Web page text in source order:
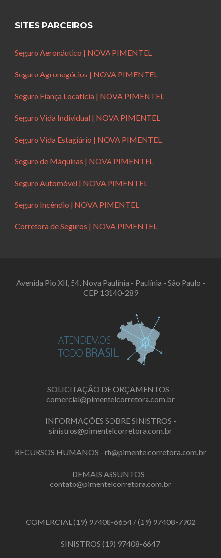
SITES PARCEIROS
Seguro Aeronáutico | NOVA PIMENTEL
Seguro Agronegócios | NOVA PIMENTEL
Seguro Fiança Locatícia | NOVA PIMENTEL
Seguro Vida Individual | NOVA PIMENTEL
Seguro Vida Estagiário | NOVA PIMENTEL
Seguro de Máquinas | NOVA PIMENTEL
Seguro Automóvel | NOVA PIMENTEL
Seguro Incêndio | NOVA PIMENTEL
Corretora de Seguros | NOVA PIMENTEL
Avenida Pio XII, 54, Nova Paulínia - Paulínia - São Paulo -
CEP 13140-289
SOLICITAÇÃO DE ORÇAMENTOS -
comercial@pimentelcorretora.com.br
INFORMAÇÕES SOBRE SINISTROS -
sinistros@pimentelcorretora.com.br
RECURSOS HUMANOS - rh@pimentelcorretora.com.br
DEMAIS ASSUNTOS -
contato@pimentelcorretora.com.br
COMERCIAL(19) 97408-6654/(19) 97408-7902
SINISTROS (19) 97408-6647